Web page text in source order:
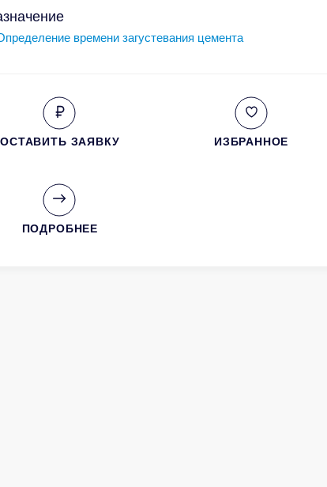
времени загустевания цемента
ОСТАВИТЬ ЗАЯВКУ ИЗБРАННОЕ
ПОДРОБНЕЕ